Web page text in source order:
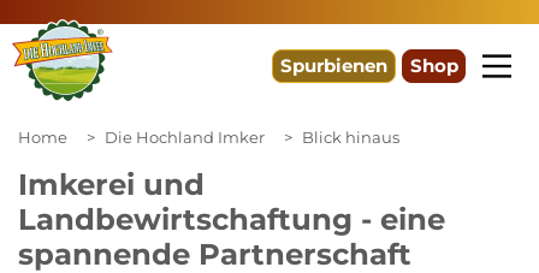
Spurbienen Shop
Home Die Hochland Imker Blick hinaus
Imkerei und
Landbewirtschaftung - eine
spannende Partnerschaft